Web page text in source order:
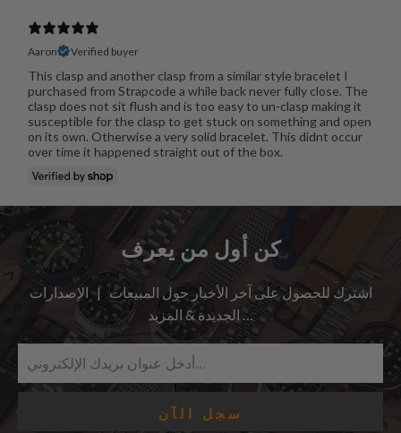
Aaron Verified buyer
This clasp and another clasp from a similar style bracelet I
purchased from Strapcode a while back never fully close. The
clasp does not sit flush and is too easy to un-clasp making it
susceptible for the clasp to get stuck on something and open
on its own. Otherwise a very solid bracelet. This didnt occur
over time it happened straight out of the box.
كن أول من يعرف
اشترك للحصول على آخر الأخبار حول المبيعات | الإصدارات
الجديدة & المزيد …